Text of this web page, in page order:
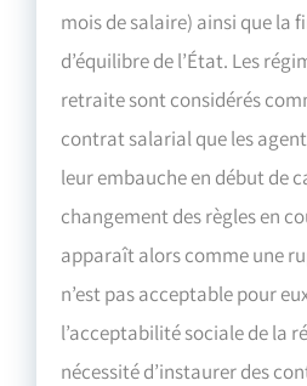
mois de salaire) ainsi que la
d’équilibre de l’État. Les
retraite sont considérés
contrat salarial que les
leur embauche en début de
changement des règles en
apparaît alors comme une
n’est pas acceptable pour
l’acceptabilité sociale de la
nécessité d’instaurer des